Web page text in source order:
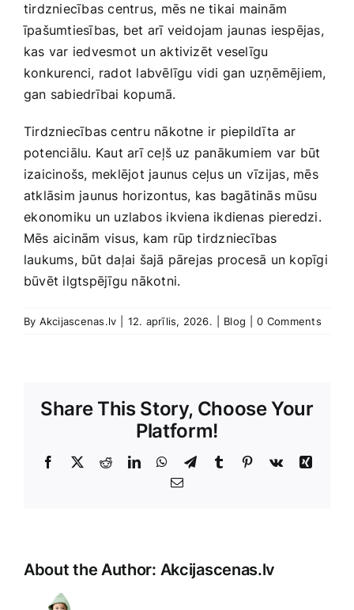
tirdzniecības‌ centrus, mēs ne tikai mainām
īpašumtiesības, bet arī veidojam jaunas iespējas,
kas var iedvesmot un aktivizēt veselīgu
konkurenci, radot labvēlīgu vidi‌ gan‍ uzņēmējiem,
gan sabiedrībai kopumā.
Tirdzniecības centru nākotne ‌ir piepildīta⁢ ar
‍potenciālu. Kaut arī ceļš uz panākumiem var būt
izaicinošs, meklējot jaunus ceļus un vīzijas, mēs
atklāsim jaunus horizontus, kas bagātinās ⁣mūsu
⁢ekonomiku un uzlabos ikviena ikdienas ⁤pieredzi.
Mēs aicinām visus, kam rūp ​tirdzniecības
laukums, būt daļai šajā‌ pārejas procesā un kopīgi‌
būvēt ilgtspējīgu nākotni.
By Akcijascenas.lv 12. aprīlis, 2026. Blog 0 Comments
Share This Story, Choose Your
Platform!
Facebook
X RedditLinkedInWhatsApp
TelegramTumblr Pinterest
Vk
Xing
E-
About the Author: Akcijascenas.lv